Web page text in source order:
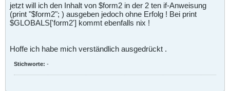
jetzt will ich den Inhalt von $form2 in der 2 ten if-Anweisung
(print "$form2"; ) ausgeben jedoch ohne Erfolg ! Bei print
$GLOBALS['form2'] kommt ebenfalls nix !
Hoffe ich habe mich verständlich ausgedrückt .
Stichworte: -